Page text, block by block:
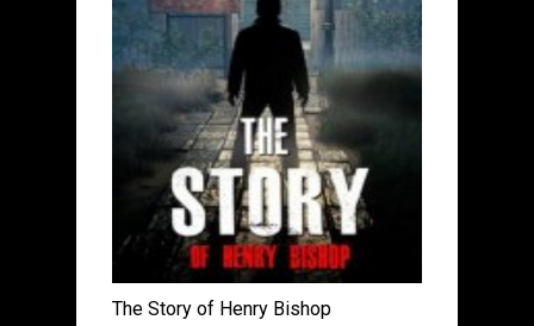
The Story of Henry Bishop